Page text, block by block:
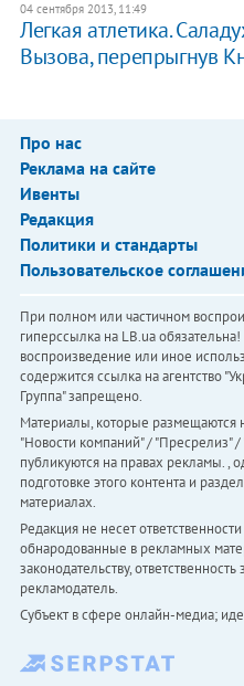
04 сентября 2013, 11:49
Легкая атлетика.
Вызова, перепрыгнув
Про нас
Реклама на сайте
Ивенты
Редакция
Политики и стандарты
Пользовательское
При полном или частичном
гиперссылка на LB.ua
воспроизведение или иное
содержится ссылка на агентство
Группа" запрещено.
Материалы, которые размещаются
"Новости компаний" / "Пресрелиз"
публикуются на правах рекламы. ,
подготовке этого контента и
материалах.
Редакция не несет
обнародованные в рекламных
законодательству,
рекламодатель.
Субъект в сфере онлайн-медиа;